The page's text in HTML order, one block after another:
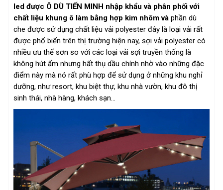
led được Ô DÙ TIẾN MINH nhập khẩu và phân phối với
chất liệu khung ô làm bằng hợp kim nhôm và phần dù
che được sử dụng chất liệu vải polyester đây là loại vải rất
được phổ biến trên thị trường hiện nay, sợi vải polyester có
nhiều ưu thế sơn so với các loại vải sợi truyền thống là
không hút ẩm nhưng hất thụ dầu chính nhờ vào những đặc
điểm này mà nó rất phù hợp để sử dụng ở những khu nghỉ
dưỡng, như resort, khu biệt thự, khu nhà vườn, khu đô thị
sinh thái, nhà hàng, khách sạn…